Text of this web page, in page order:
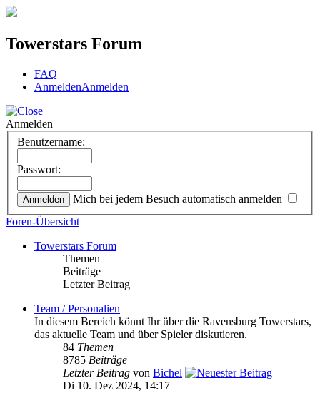
Towerstars Forum
FAQ |
AnmeldenAnmelden
Anmelden
Benutzername:
Passwort:
Mich bei jedem Besuch automatisch anmelden
Foren-Übersicht
Towerstars Forum
Themen
Beiträge
Letzter Beitrag
Team / Personalien
In diesem Bereich könnt Ihr über die Ravensburg Towerstars,
das aktuelle Team und über Spieler diskutieren.
84 Themen
8785 Beiträge
Letzter Beitrag von Bichel
Di 10. Dez 2024, 14:17